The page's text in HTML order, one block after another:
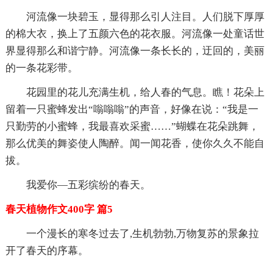
河流像一块碧玉，显得那么引人注目。人们脱下厚厚
的棉大衣，换上了五颜六色的花衣服。河流像一处童话世
界显得那么和谐宁静。河流像一条长长的，迂回的，美丽
的一条花彩带。
花园里的花儿充满生机，给人春的气息。瞧！花朵上
留着一只蜜蜂发出“嗡嗡嗡”的声音，好像在说：“我是一
只勤劳的小蜜蜂，我最喜欢采蜜……”蝴蝶在花朵跳舞，
那么优美的舞姿使人陶醉。闻一闻花香，使你久久不能自
拔。
我爱你—五彩缤纷的春天。
春天植物作文400字 篇5
一个漫长的寒冬过去了,生机勃勃,万物复苏的景象拉
开了春天的序幕。